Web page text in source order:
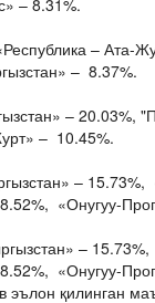
– 8.31%.
– Ата-
– 8.37%.
– 20.03%,
– 10.45%.
– 15.73%,
«Онугуу-
–
«Онугуу-
эълон қилинган